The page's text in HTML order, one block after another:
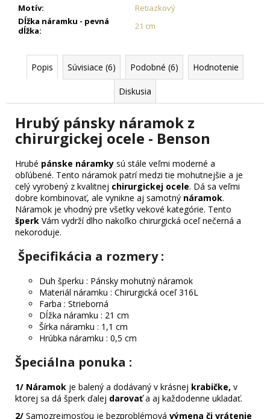
Motív:
Retiazkový
Dĺžka náramku - pevná
dĺžka: 21 cm
Popis Súvisiace (6) Podobné (6) Hodnotenie
Diskusia
Hrubý pánsky náramok z
chirurgickej ocele - Benson
Hrubé pánske náramky sú stále veľmi moderné a
obľúbené. Tento náramok patrí medzi tie mohutnejšie a je
celý vyrobený z kvalitnej chirurgickej ocele. Dá sa veľmi
dobre kombinovať, ale vynikne aj samotný náramok.
Náramok je vhodný pre všetky vekové kategórie. Tento
šperk Vám vydrží dlho nakoľko chirurgická oceľ nečerná a
nekoroduje.
Špecifikácia a rozmery :
Duh šperku : Pánsky mohutný náramok
Materiál náramku : Chirurgická oceľ 316L
Farba : Strieborná
Dĺžka náramku : 21 cm
Šírka náramku : 1,1 cm
Hrúbka náramku : 0,5 cm
Špeciálna ponuka :
1/ Náramok je balený a dodávaný v krásnej krabičke, v
ktorej sa dá šperk ďalej darovaťa aj každodenne ukladať.
2/ Samozrejmosťou je bezproblémová výmena či vrátenie
SI
MÔŽETE
ZVOLIŤ
DĹŽKU
16,48